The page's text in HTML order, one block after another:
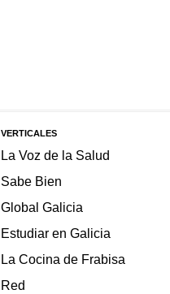
VERTICALES
La Voz de la Salud
Sabe Bien
Global Galicia
Estudiar en Galicia
La Cocina de Frabisa
Red